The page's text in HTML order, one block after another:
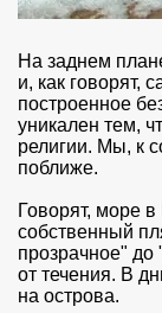
На заднем
и, как говорят,
построенное
уникален тем,
религии. Мы, к
поближе.
Говорят, море
собственный
прозрачное" до
от течения. В
на острова.